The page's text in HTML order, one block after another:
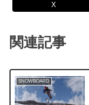
X
関連記事
SNOWBOARD